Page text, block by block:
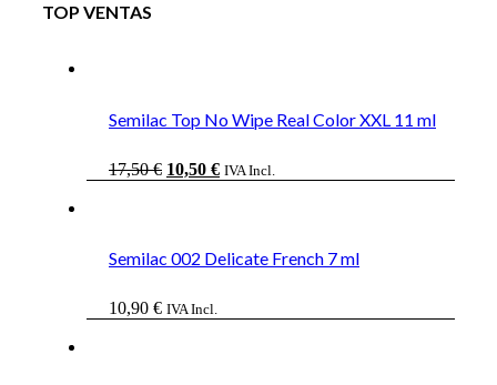
TOP VENTAS
Semilac Top No Wipe Real Color XXL 11 ml
17,50€ El
10,50 €ElIVA Incl.
Semilac 002 Delicate French 7 ml
10,90 € IVA Incl.